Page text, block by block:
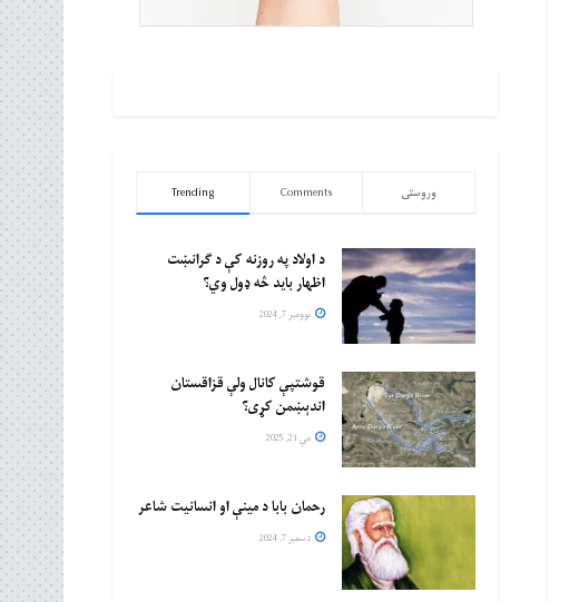
Trending Comments وروستی
د اولاد په روزنه کې د ګرانښت
اظهار باید څه ډول وي؟
نوومبر 7, 2024
قوشتپې کانال ولې قزاقستان
اندېښمن کړی؟
مې 21, 2025
رحمان بابا د مینې او انسانیت شاعر
دسمبر 7, 2024